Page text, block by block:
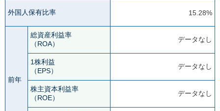
外国人保有比率 15.28%
前年
総資産利益率
（ROA）
データなし
1株利益
（EPS）
データなし
株主資本利益率
（ROE）
データなし